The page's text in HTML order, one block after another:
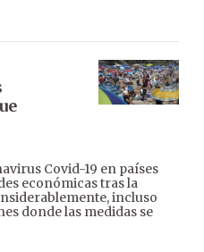
Covid-19 en países
económicas tras la
incluso
donde las medidas se